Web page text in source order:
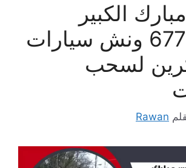
الكبير
67733663 ونش سيارات
لسحب
Rawan